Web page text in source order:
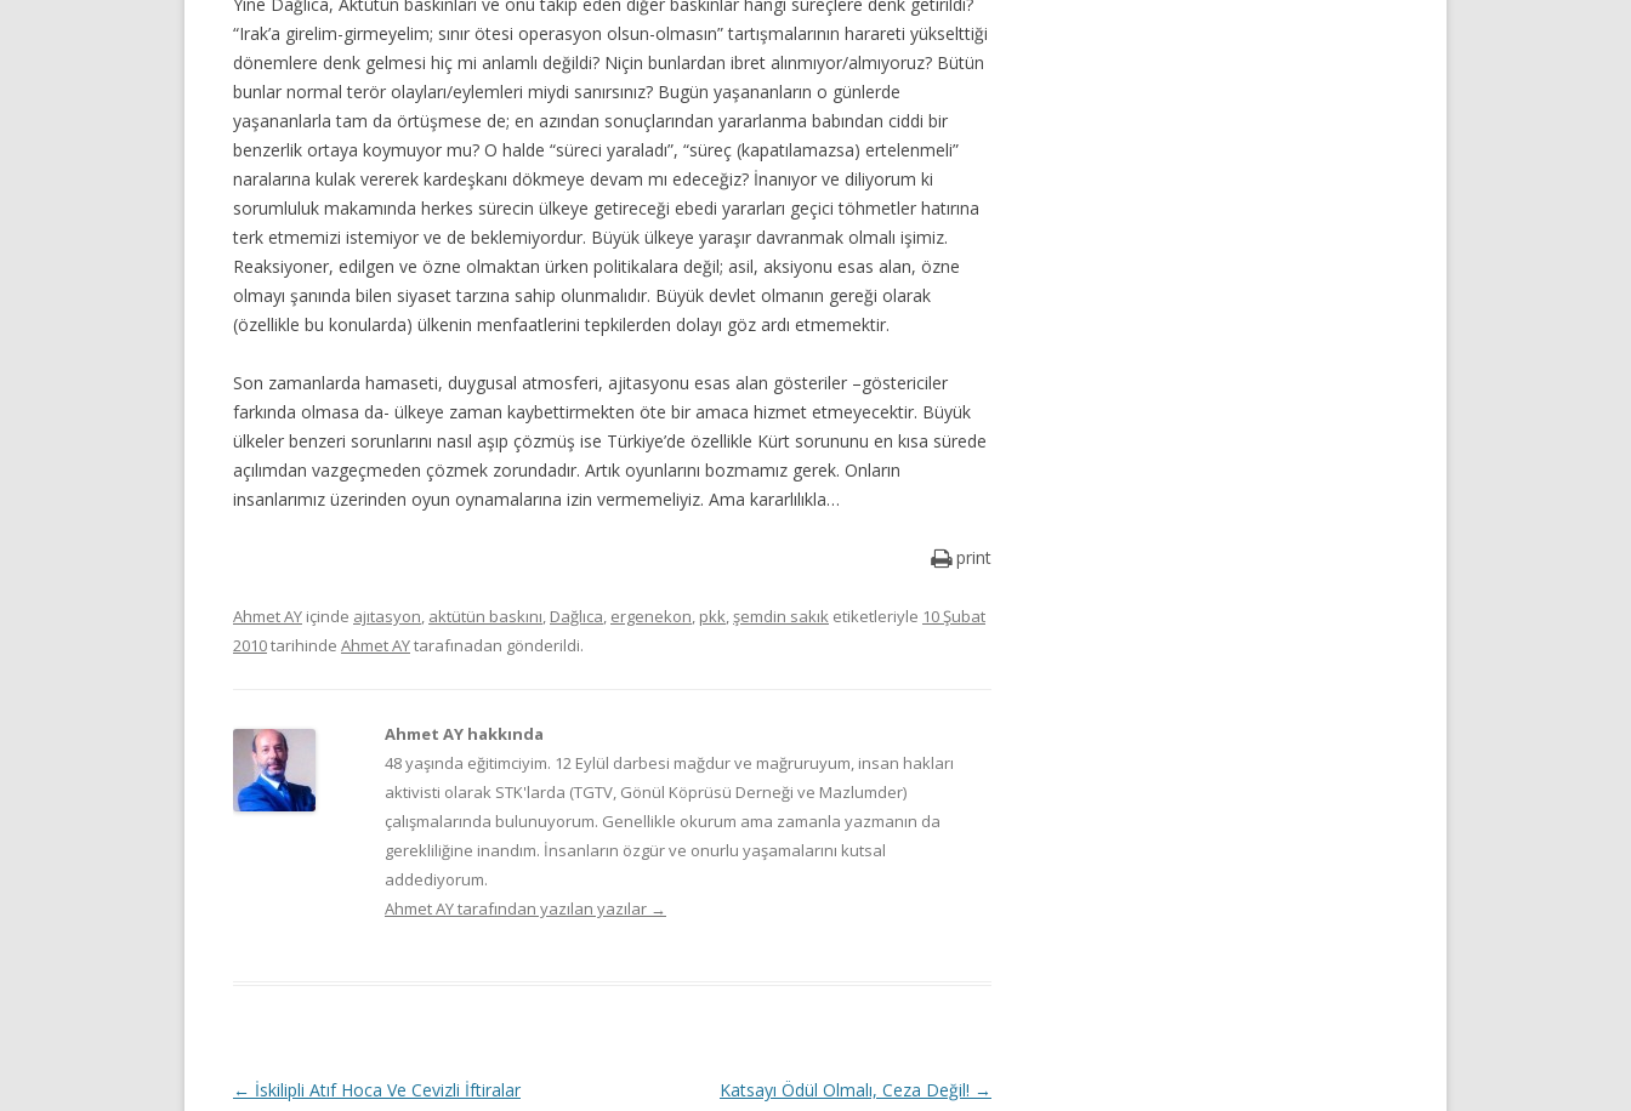
“Irak’a girelim-girmeyelim; sınır ötesi operasyon olsun-olmasın” tartışmalarının harareti yükselttiği
dönemlere denk gelmesi hiç mi anlamlı değildi? Niçin bunlardan ibret alınmıyor/almıyoruz? Bütün
bunlar normal terör olayları/eylemleri miydi sanırsınız? Bugün yaşananların o günlerde
yaşananlarla tam da örtüşmese de; en azından sonuçlarından yararlanma babından ciddi bir
benzerlik ortaya koymuyor mu? O halde “süreci yaraladı”, “süreç (kapatılamazsa) ertelenmeli”
naralarına kulak vererek kardeşkanı dökmeye devam mı edeceğiz? İnanıyor ve diliyorum ki
sorumluluk makamında herkes sürecin ülkeye getireceği ebedi yararları geçici töhmetler hatırına
terk etmemizi istemiyor ve de beklemiyordur. Büyük ülkeye yaraşır davranmak olmalı işimiz.
Reaksiyoner, edilgen ve özne olmaktan ürken politikalara değil; asil, aksiyonu esas alan, özne
olmayı şanında bilen siyaset tarzına sahip olunmalıdır. Büyük devlet olmanın gereği olarak
(özellikle bu konularda) ülkenin menfaatlerini tepkilerden dolayı göz ardı etmemektir.
Son zamanlarda hamaseti, duygusal atmosferi, ajitasyonu esas alan gösteriler –göstericiler
farkında olmasa da- ülkeye zaman kaybettirmekten öte bir amaca hizmet etmeyecektir. Büyük
ülkeler benzeri sorunlarını nasıl aşıp çözmüş ise Türkiye’de özellikle Kürt sorununu en kısa sürede
açılımdan vazgeçmeden çözmek zorundadır. Artık oyunlarını bozmamız gerek. Onların
insanlarımız üzerinden oyun oynamalarına izin vermemeliyiz. Ama kararlılıkla…
print
Ahmet AY içinde ajıtasyon, aktütün baskını, Dağlıca, ergenekon, pkk,şemdin sakık etiketleriyle 10 Şubat
2010tarihinde Ahmet AYtarafınadan gönderildi.
Ahmet AY hakkında
48 yaşında eğitimciyim. 12 Eylül darbesi mağdur ve mağruruyum, insan hakları
aktivisti olarak STK'larda (TGTV, Gönül Köprüsü Derneği ve Mazlumder)
çalışmalarında bulunuyorum. Genellikle okurum ama zamanla yazmanın da
gerekliliğine inandım. İnsanların özgür ve onurlu yaşamalarını kutsal
addediyorum.
Ahmet AY tarafından yazılan yazılar →
Y
← İskilipli Atıf Hoca Ve Cevizli İftiralar Katsayı Ödül Olmalı, Ceza Değil! →